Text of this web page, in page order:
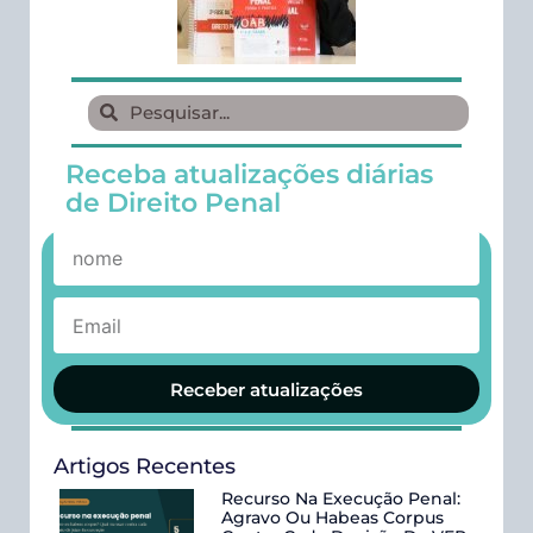
Receba atualizações diárias
de Direito Penal
Receber atualizações
Artigos Recentes
Recurso Na Execução Penal:
Agravo Ou Habeas Corpus